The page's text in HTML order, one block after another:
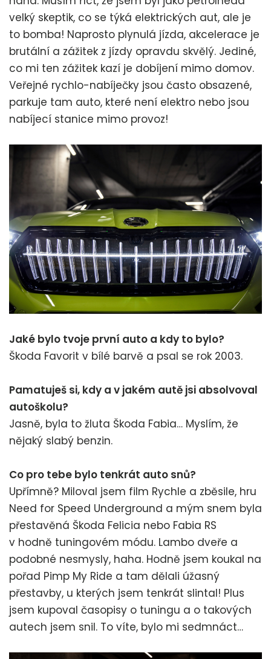
velký skeptik, co se týká elektrických aut, ale je
to bomba! Naprosto plynulá jízda, akcelerace je
brutální a zážitek z jízdy opravdu skvělý. Jediné,
co mi ten zážitek kazí je dobíjení mimo domov.
Veřejné rychlo-nabíječky jsou často obsazené,
parkuje tam auto, které není elektro nebo jsou
nabíjecí stanice mimo provoz!
Jaké bylo tvoje první auto a kdy to bylo?
Škoda Favorit v bílé barvě a psal se rok 2003.
Pamatuješ si, kdy a v jakém autě jsi absolvoval
autoškolu?
Jasně, byla to žluta Škoda Fabia… Myslím, že
nějaký slabý benzin.
Co pro tebe bylo tenkrát auto snů?
Upřímně? Miloval jsem film Rychle a zběsile, hru
Need for Speed Underground a mým snem byla
přestavěná Škoda Felicia nebo Fabia RS
v hodně tuningovém módu. Lambo dveře a
podobné nesmysly, haha. Hodně jsem koukal na
pořad Pimp My Ride a tam dělali úžasný
přestavby, u kterých jsem tenkrát slintal! Plus
jsem kupoval časopisy o tuningu a o takových
autech jsem snil. To víte, bylo mi sedmnáct…